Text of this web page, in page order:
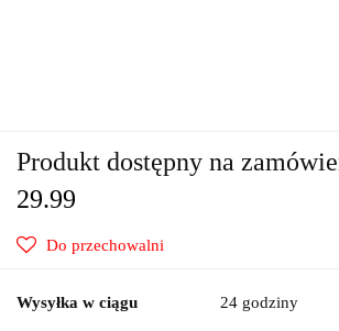
Produkt dostępny na
29.99
Do przechowalni
Wysyłka w ciągu 24 godziny